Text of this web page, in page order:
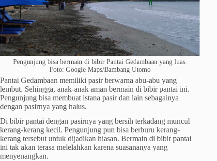
Pengunjung bisa bermain di bibir Pantai Gedambaan yang luas.
Foto: Google Maps/Bambang Utomo
Pantai Gedambaan memiliki pasir berwarna abu-abu yang
lembut. Sehingga, anak-anak aman bermain di bibir pantai ini.
Pengunjung bisa membuat istana pasir dan lain sebagainya
dengan pasirnya yang halus.
Di bibir pantai dengan pasirnya yang bersih terkadang muncul
kerang-kerang kecil. Pengunjung pun bisa berburu kerang-
kerang tersebut untuk dijadikan hiasan. Bermain di bibir pantai
ini tak akan terasa melelahkan karena suasananya yang
menyenangkan.